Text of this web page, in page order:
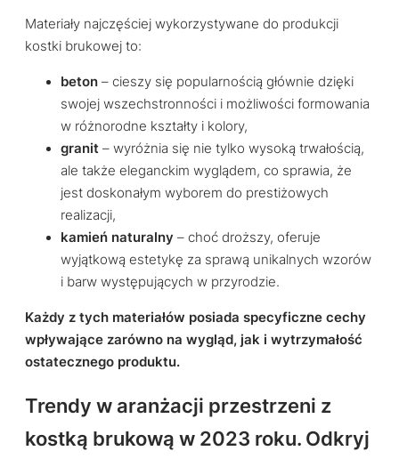
Materiały najczęściej wykorzystywane do produkcji
kostki brukowej to:
beton – cieszy się popularnością głównie dzięki
swojej wszechstronności i możliwości formowania
w różnorodne kształty i kolory,
granit – wyróżnia się nie tylko wysoką trwałością,
ale także eleganckim wyglądem, co sprawia, że
jest doskonałym wyborem do prestiżowych
realizacji,
kamień naturalny – choć droższy, oferuje
wyjątkową estetykę za sprawą unikalnych wzorów
i barw występujących w przyrodzie.
Każdy z tych materiałów posiada specyficzne cechy
wpływające zarówno na wygląd, jak i wytrzymałość
ostatecznego produktu.
Trendy w aranżacji przestrzeni z
kostką brukową w 2023 roku. Odkryj